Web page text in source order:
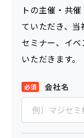
トの主催・共
ていただき、当
セミナー、イ
いただきます。
会社名